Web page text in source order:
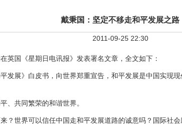
戴秉国：坚定不移走和平发展之路
2011-09-25 22:30
国《星期日电讯报》发表署名文章，全文如下：
展》白皮书，向世界郑重宣告，和平发展是中国实现
共同繁荣的和谐世界。
世界可以信任中国走和平发展道路的诚意吗？国际社会